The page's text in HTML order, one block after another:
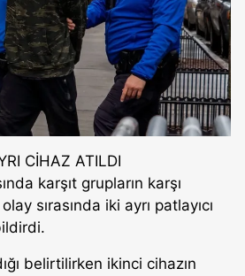
CİHAZ ATILDI
karşıt grupların karşı
sırasında iki ayrı patlayıcı
belirtilirken ikinci cihazın